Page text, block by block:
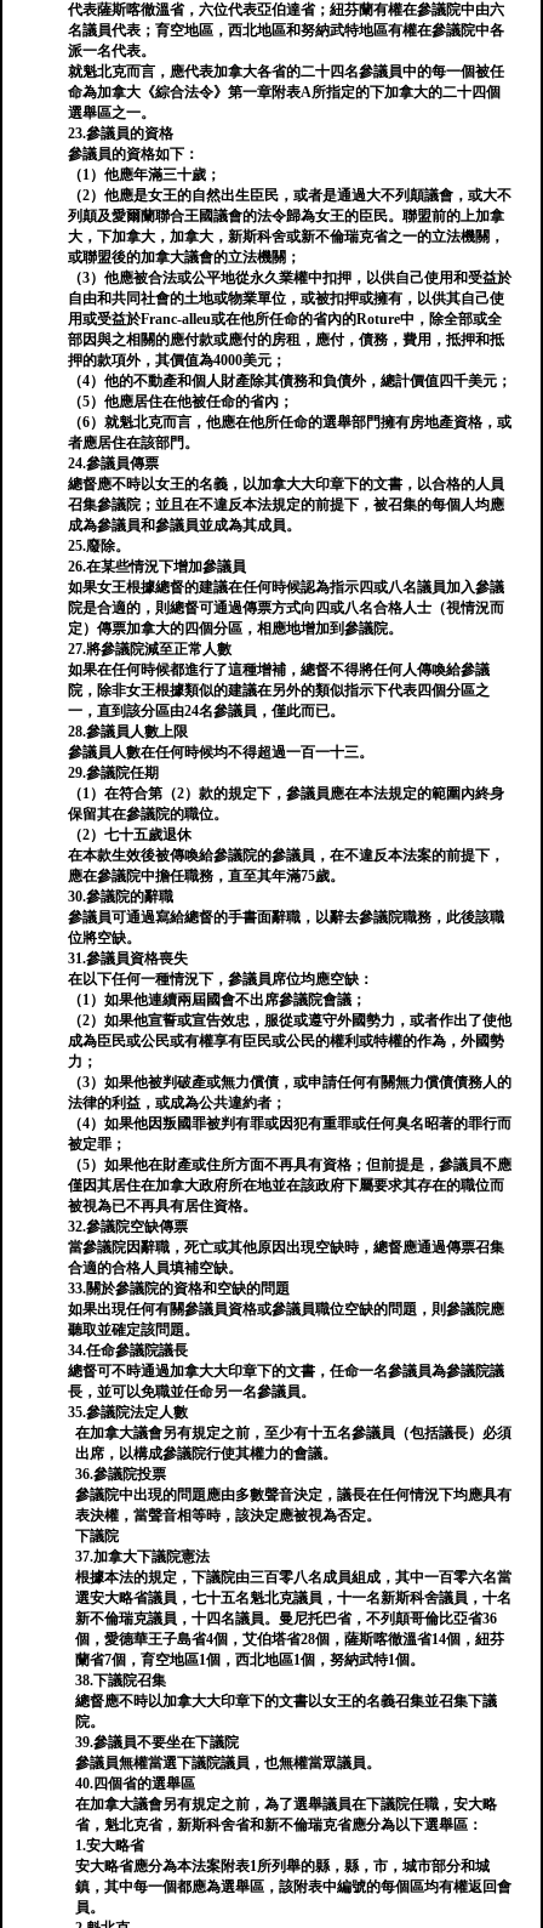
代表薩斯喀徹溫省，六位代表亞伯達省；紐芬蘭有權在參議院中由六
名議員代表；育空地區，西北地區和努納武特地區有權在參議院中各
派一名代表。
就魁北克而言，應代表加拿大各省的二十四名參議員中的每一個被任
命為加拿大《綜合法令》第一章附表A所指定的下加拿大的二十四個
選舉區之一。
23.參議員的資格
參議員的資格如下：
（1）他應年滿三十歲；
（2）他應是女王的自然出生臣民，或者是通過大不列顛議會，或大不
列顛及愛爾蘭聯合王國議會的法令歸為女王的臣民。聯盟前的上加拿
大，下加拿大，加拿大，新斯科舍或新不倫瑞克省之一的立法機關，
或聯盟後的加拿大議會的立法機關；
（3）他應被合法或公平地從永久業權中扣押，以供自己使用和受益於
自由和共同社會的土地或物業單位，或被扣押或擁有，以供其自己使
用或受益於Franc-alleu或在他所任命的省內的Roture中，除全部或全
部因與之相關的應付款或應付的房租，應付，債務，費用，抵押和抵
押的款項外，其價值為4000美元；
（4）他的不動產和個人財產除其債務和負債外，總計價值四千美元；
（5）他應居住在他被任命的省內；
（6）就魁北克而言，他應在他所任命的選舉部門擁有房地產資格，或
者應居住在該部門。
24.參議員傳票
總督應不時以女王的名義，以加拿大大印章下的文書，以合格的人員
召集參議院；並且在不違反本法規定的前提下，被召集的每個人均應
成為參議員和參議員並成為其成員。
25.廢除。
26.在某些情況下增加參議員
如果女王根據總督的建議在任何時候認為指示四或八名議員加入參議
院是合適的，則總督可通過傳票方式向四或八名合格人士（視情況而
定）傳票加拿大的四個分區，相應地增加到參議院。
27.將參議院減至正常人數
如果在任何時候都進行了這種增補，總督不得將任何人傳喚給參議
院，除非女王根據類似的建議在另外的類似指示下代表四個分區之
一，直到該分區由24名參議員，僅此而已。
28.參議員人數上限
參議員人數在任何時候均不得超過一百一十三。
29.參議院任期
（1）在符合第（2）款的規定下，參議員應在本法規定的範圍內終身
保留其在參議院的職位。
（2）七十五歲退休
在本款生效後​​被傳喚給參議院的參議員，在不違反本法案的前提下，
應在參議院中擔任職務，直至其年滿75歲。
30.參議院的辭職
參議員可通過寫給總督的手書面辭職，以辭去參議院職務，此後該職
位將空缺。
31.參議員資格喪失
在以下任何一種情況下，參議員席位均應空缺：
（1）如果他連續兩屆國會不出席參議院會議；
（2）如果他宣誓或宣告效忠，服從或遵守外國勢力，或者作出了使他
成為臣民或公民或有權享有臣民或公民的權利或特權的作為，外國勢
力；
（3）如果他被判破產或無力償債，或申請任何有關無力償債債務人的
法律的利益，或成為公共違約者；
（4）如果他因叛國罪被判有罪或因犯有重罪或任何臭名昭著的罪行而
被定罪；
（5）如果他在財產或住所方面不再具有資格；但前提是，參議員不應
僅因其居住在加拿大政府所在地並在該政府下屬要求其存在的職位而
被視為已不再具有居住資格。
32.參議院空缺傳票
當參議院因辭職，死亡或其他原因出現空缺時，總督應通過傳票召集
合適的合格人員填補空缺。
33.關於參議院的資格和空缺的問題
如果出現任何有關參議員資格或參議員職位空缺的問題，則參議院應
聽取並確定該問題。
34.任命參議院議長
總督可不時通過加拿大大印章下的文書，任命一名參議員為參議院議
長，並可以免職並任命另一名參議員。
35.參議院法定人數
在加拿大議會另有規定之前，至少有十五名參議員（包括議長）必須
出席，以構成參議院行使其權力的會議。
36.參議院投票
參議院中出現的問題應由多數聲音決定，議長在任何情況下均應具有
表決權，當聲音相等時，該決定應被視為否定。
下議院
37.加拿大下議院憲法
根據本法的規定，下議院由三百零八名成員組成，其中一百零六名當
選安大略省議員，七十五名魁北克議員，十一名新斯科舍議員，十名
新不倫瑞克議員，十四名議員。曼尼托巴省，不列顛哥倫比亞省36
個，愛德華王子島省4個，艾伯塔省28個，薩斯喀徹溫省14個，紐芬
蘭省7個，育空地區1個，西北地區1個，努納武特1個。
38.下議院召集
總督應不時以加拿大大印章下的文書以女王的名義召集並召集下議
院。
39.參議員不要坐在下議院
參議員無權當選下議院議員，也無權當眾議員。
40.四個省的選舉區
在加拿大議會另有規定之前，為了選舉議員在下議院任職，安大略
省，魁北克省，新斯科舍省和新不倫瑞克省應分為以下選舉區：
1.安大略省
安大略省應分為本法案附表1所列舉的縣，縣，市，城市部分和城
鎮，其中每一個都應為選舉區，該附表中編號的每個區均有權返回會
員。